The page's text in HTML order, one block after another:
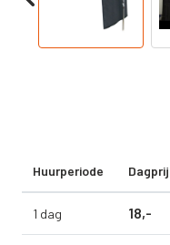
Huurperiode
1 dag 18,-